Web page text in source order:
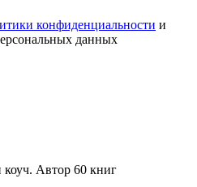
конфиденциальности и
данных
Автор 60 книг